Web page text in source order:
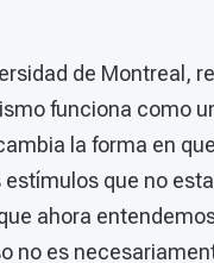
de Montreal,
funciona como
la forma en
que no
ahora
no es